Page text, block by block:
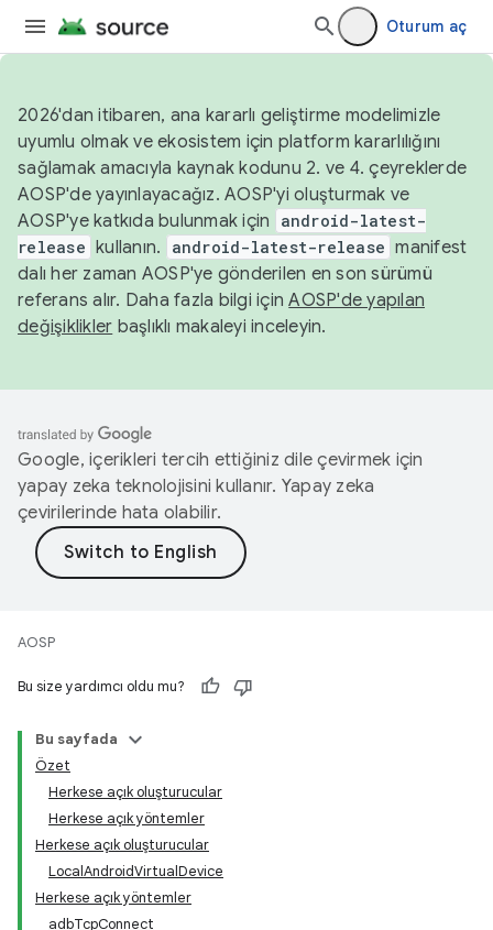
Oturum aç
2026'dan itibaren, ana kararlı geliştirme modelimizle
uyumlu olmak ve ekosistem için platform kararlılığını
sağlamak amacıyla kaynak kodunu 2. ve 4. çeyreklerde
AOSP'de yayınlayacağız. AOSP'yi oluşturmak ve
AOSP'ye katkıda bulunmak için
android-latest-
release kullanın. android-latest-release manifest
dalı her zaman AOSP'ye gönderilen en son sürümü
referans alır. Daha fazla bilgi içinAOSP'de yapılan
değişiklikler başlıklı makaleyi inceleyin.
Google, içerikleri tercih ettiğiniz dile çevirmek için
yapay zeka teknolojisini kullanır. Yapay zeka
çevirilerinde hata olabilir.
AOSP
Bu size yardımcı oldu mu?
Bu sayfada
Özet
Herkese açık oluşturucular
Herkese açık yöntemler
Herkese açık oluşturucular
LocalAndroidVirtualDevice
Herkese açık yöntemler
adbTcpConnect